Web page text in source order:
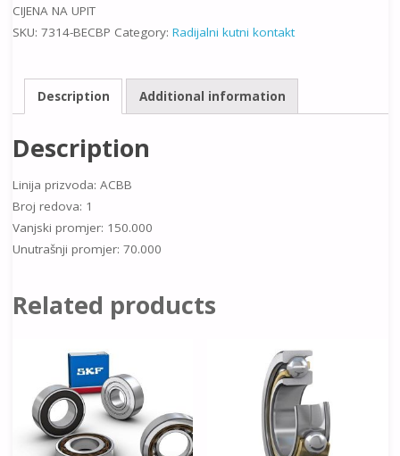
CIJENA NA UPIT
SKU: 7314-BECBP Category: Radijalni kutni kontakt
Description Additional information
Description
Linija prizvoda: ACBB
Broj redova: 1
Vanjski promjer: 150.000
Unutrašnji promjer: 70.000
Related products